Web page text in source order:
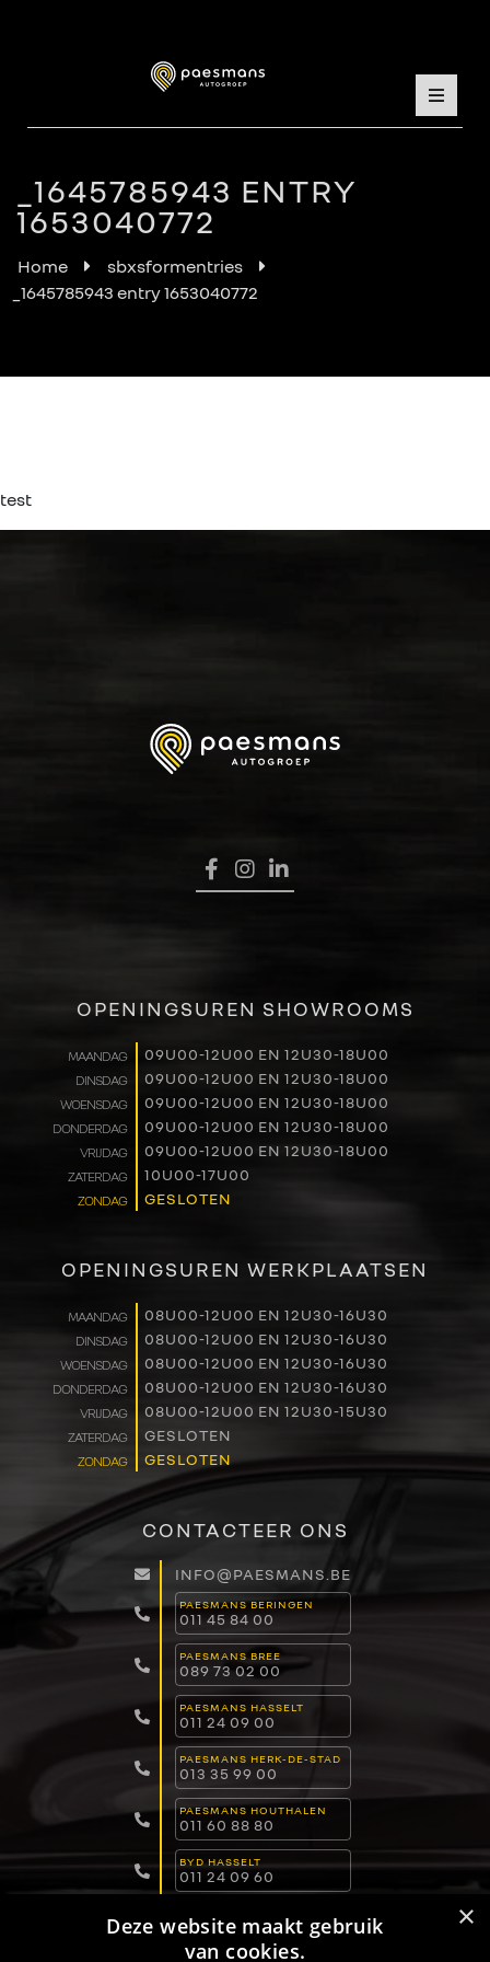
RENAULT PRO+
NAVERKOOP
VERHUUR
NIEUWS
OVER ONS
WERKEN BIJ
CONTACT
_1645785943 ENTRY
1653040772
Home
sbxsformentries
_1645785943 entry 1653040772
test
OPENINGSUREN SHOWROOMS
MAANDAG 09U00-12U00 EN 12U30-18U00
DINSDAG 09U00-12U00 EN 12U30-18U00
WOENSDAG 09U00-12U00 EN 12U30-18U00
DONDERDAG 09U00-12U00 EN 12U30-18U00
VRIJDAG 09U00-12U00 EN 12U30-18U00
ZATERDAG 10U00-17U00
ZONDAG GESLOTEN
OPENINGSUREN WERKPLAATSEN
MAANDAG 08U00-12U00 EN 12U30-16U30
DINSDAG 08U00-12U00 EN 12U30-16U30
WOENSDAG 08U00-12U00 EN 12U30-16U30
DONDERDAG 08U00-12U00 EN 12U30-16U30
VRIJDAG 08U00-12U00 EN 12U30-15U30
ZATERDAG GESLOTEN
ZONDAG GESLOTEN
CONTACTEER ONS
INFO@PAESMANS.BE
PAESMANS BERINGEN
011 45 84 00
PAESMANS BREE
089 73 02 00
PAESMANS HASSELT
011 24 09 00
PAESMANS HERK-DE-STAD
013 35 99 00
PAESMANS HOUTHALEN
011 60 88 80
BYD HASSELT
011 24 09 60
089 82 30 30 ×
Deze website maakt gebruik
van cookies.